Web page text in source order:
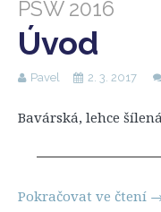
PSW 2016
Úvod
Pavel 2. 3. 2017
Bavárská, lehce
Pokračovat ve čtení